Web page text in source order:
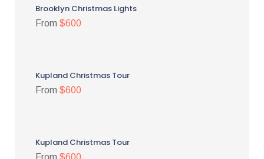
Brooklyn Christmas Lights
From $600
Kupland Christmas Tour
From $600
Kupland Christmas Tour
From $600